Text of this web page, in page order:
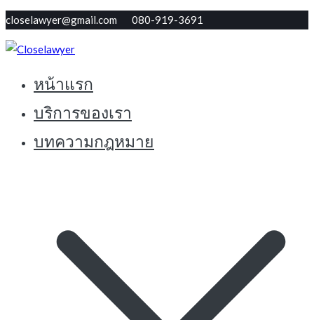
Skip
to
content
closelawyer@gmail.com 080-919-3691
Closelawyer
ทนายใกล้ตัว รับปรึกษากฏหมายฟรี
หน้าแรก
บริการของเรา
บทความกฎหมาย